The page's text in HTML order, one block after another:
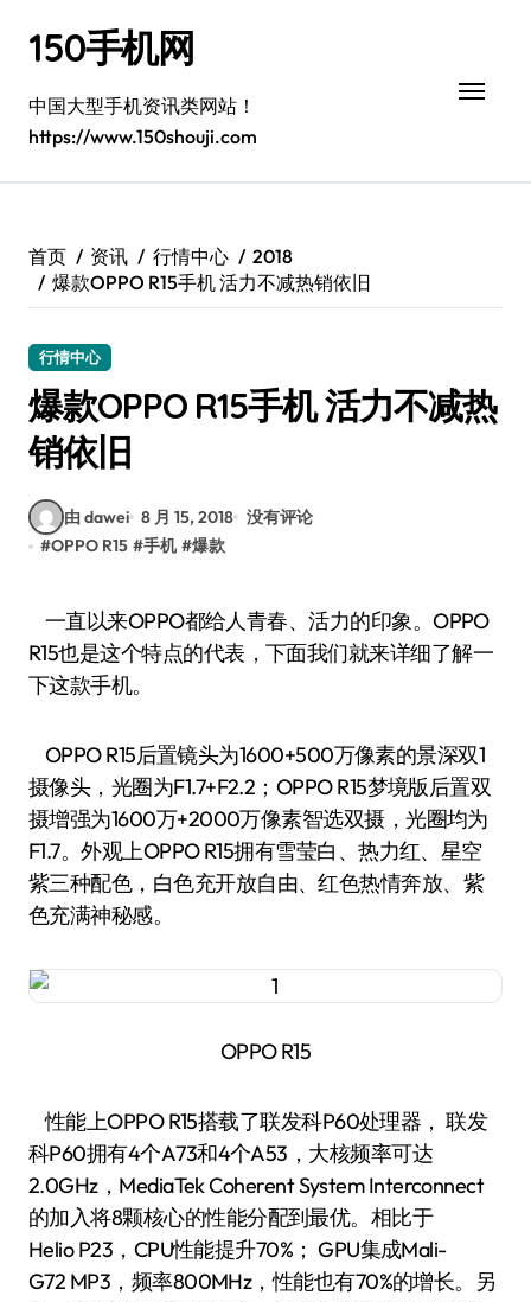
150手机网
中国大型手机资讯类网站！
https://www.150shouji.com
首页 资讯 行情中心
2018
爆款OPPO R15手机 活力不减热销依旧
行情中心
爆款OPPO R15手机 活力不减热
销依旧
由 dawei 8 月 15, 2018 没有评论
#OPPO R15 #手机 #爆款
一直以来OPPO都给人青春、活力的印象。OPPO
R15也是这个特点的代表，下面我们就来详细了解一
下这款手机。
OPPO R15后置镜头为1600+500万像素的景深双1
摄像头，光圈为F1.7+F2.2；OPPO R15梦境版后置双
摄增强为1600万+2000万像素智选双摄，光圈均为
F1.7。外观上OPPO R15拥有雪莹白、热力红、星空
紫三种配色，白色充开放自由、红色热情奔放、紫
色充满神秘感。
OPPO R15
性能上OPPO R15搭载了联发科P60处理器， 联发
科P60拥有4个A73和4个A53，大核频率可达
2.0GHz，MediaTek Coherent System Interconnect
的加入将8颗核心的性能分配到最优。相比于
Helio P23，CPU性能提升70%； GPU集成Mali-
G72 MP3，频率800MHz，性能也有70%的增长。另